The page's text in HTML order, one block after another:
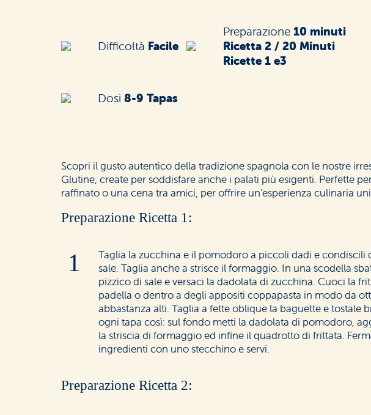
Difficoltà Facile
Preparazione 10 minuti
Ricetta 2 / 20 Minuti
Ricette 1 e3
Dosi 8-9 Tapas
Scopri il gusto autentico della tradizione spagnola con le nostre
Glutine, create per soddisfare anche i palati più esigenti. Perfette
raffinato o una cena tra amici, per offrire un’esperienza culinaria
Preparazione Ricetta 1:
Taglia la zucchina e il pomodoro a piccoli dadi e condiscili
sale. Taglia anche a strisce il formaggio. In una scodella
pizzico di sale e versaci la dadolata di zucchina. Cuoci la
padella o dentro a degli appositi coppapasta in modo da
abbastanza alti. Taglia a fette oblique la baguette e tostale
ogni tapa così: sul fondo metti la dadolata di pomodoro,
la striscia di formaggio ed infine il quadrotto di frittata.
ingredienti con uno stecchino e servi.
Preparazione Ricetta 2: